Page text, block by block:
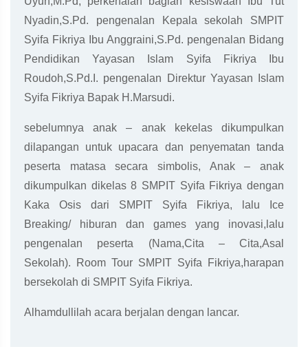
Nyadin,S.Pd. pengenalan Kepala sekolah SMPIT
Syifa Fikriya Ibu Anggraini,S.Pd. pengenalan Bidang
Pendidikan Yayasan Islam Syifa Fikriya Ibu
Roudoh,S.Pd.I. pengenalan Direktur Yayasan Islam
Syifa Fikriya Bapak H.Marsudi.
sebelumnya anak – anak kekelas dikumpulkan
dilapangan untuk upacara dan penyematan tanda
peserta matasa secara simbolis, Anak – anak
dikumpulkan dikelas 8 SMPIT Syifa Fikriya dengan
Kaka Osis dari SMPIT Syifa Fikriya, lalu Ice
Breaking/ hiburan dan games yang inovasi,lalu
pengenalan peserta (Nama,Cita – Cita,Asal
Sekolah). Room Tour SMPIT Syifa Fikriya,harapan
bersekolah di SMPIT Syifa Fikriya.
Alhamdullilah acara berjalan dengan lancar.